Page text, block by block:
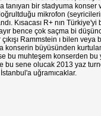
tanıyan bir stadyuma konser
mikrofon
Kısacası R+ nın
bence çok saçma bi
Rammstein ı bilen veya
konserin büyüsünden
bu muhteşem konserden bu
bu sene olucak 2013 yaz
uğramıcaklar.